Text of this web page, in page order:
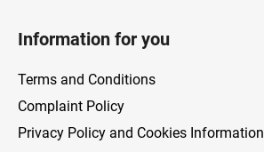
Information for you
Terms and Conditions
Complaint Policy
Privacy Policy and Cookies Information